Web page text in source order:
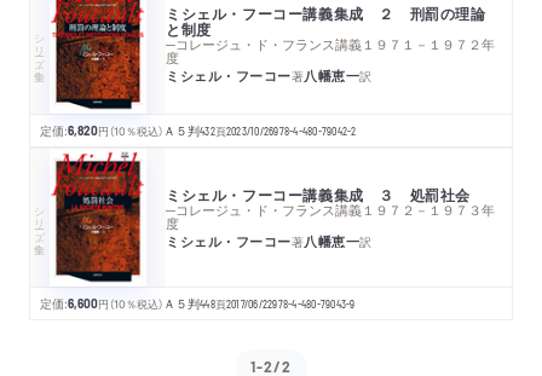
シリーズ・全集
ミシェル・フーコー講義集成 ２ 刑罰の理論
と制度
─コレージュ・ド・フランス講義１９７１－１９７２年
度
ミシェル・フーコー著八幡恵一訳
定価:6,820円 （10％税込） Ａ５判432頁2023/10/26978-4-480-79042-2
シリーズ・全集
ミシェル・フーコー講義集成 ３ 処罰社会
─コレージュ・ド・フランス講義１９７２－１９７３年
度
ミシェル・フーコー著八幡恵一訳
定価:6,600円 （10％税込） Ａ５判448頁2017/06/22978-4-480-79043-9
1-2/2